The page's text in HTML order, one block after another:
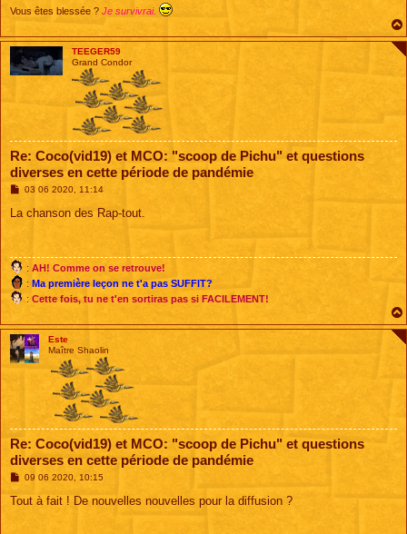
Vous êtes blessée ? Je survivrai.
TEEGER59
Grand Condor
Re: Coco(vid19) et MCO: "scoop de Pichu" et questions
diverses en cette période de pandémie
M
s
03 06 2020, 11:14
La chanson des Rap-tout.
: AH! Comme on se retrouve!
: Ma première leçon ne t'a pas SUFFIT?
: Cette fois, tu ne t'en sortiras pas si FACILEMENT!
Este
Maître Shaolin
Re: Coco(vid19) et MCO: "scoop de Pichu" et questions
diverses en cette période de pandémie
M
s
09 06 2020, 10:15
Tout à fait ! De nouvelles nouvelles pour la diffusion ?